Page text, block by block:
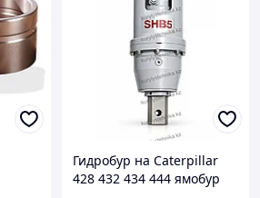
Гидробур на Caterpillar
428 432 434 444 ямобур